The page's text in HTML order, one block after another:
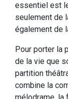
essentiel est
seulement de
également de
Pour porter la
de la vie que
partition
combine la